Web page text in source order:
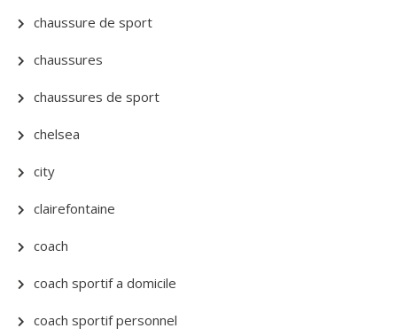
chaussure de sport
chaussures
chaussures de sport
chelsea
city
clairefontaine
coach
coach sportif a domicile
coach sportif personnel